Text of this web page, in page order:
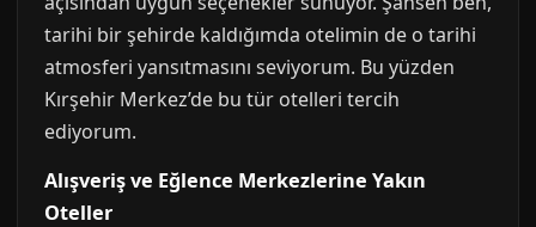
tarihi bir şehirde kaldığımda otelimin de o tarihi
atmosferi yansıtmasını seviyorum. Bu yüzden
Kırşehir Merkez’de bu tür otelleri tercih
ediyorum.
Alışveriş ve Eğlence Merkezlerine Yakın
Oteller